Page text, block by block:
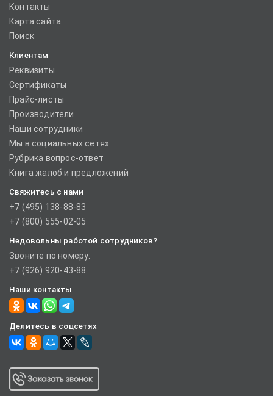
Контакты
Карта сайта
Поиск
Клиентам
Реквизиты
Сертификаты
Прайс-листы
Производители
Наши сотрудники
Мы в социальных сетях
Рубрика вопрос-ответ
Книга жалоб и предложений
Свяжитесь с нами
+7 (495) 138-88-83
+7 (800) 555-02-05
Недовольны работой сотрудников?
Звоните по номеру:
+7 (926) 920-43-88
Наши контакты
Делитесь в соцсетях